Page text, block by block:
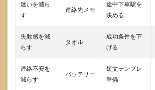
迷いを減ら
す
連絡先メモ
途中下車駅を
決める
失敗感を減
らす
タオル
成功条件を下
げる
連絡不安を
減らす
バッテリー
短文テンプレ
準備